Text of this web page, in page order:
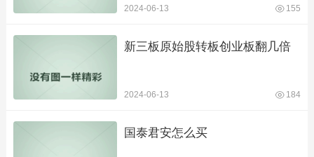
2024-06-13 155
新三板原始股转板创业板翻几倍
2024-06-13 184
国泰君安怎么买